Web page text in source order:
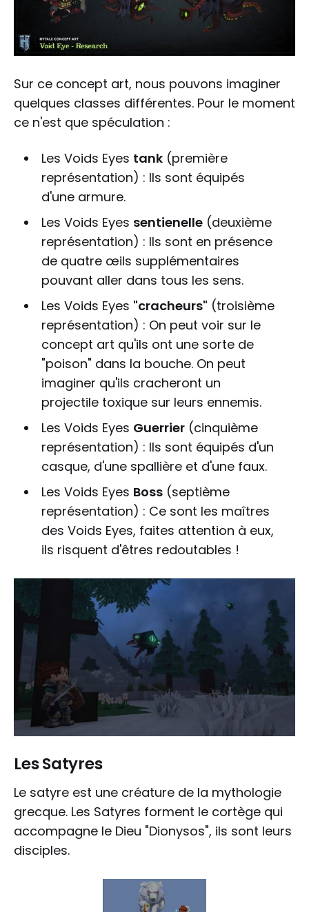
Sur ce concept art, nous pouvons imaginer
quelques classes différentes. Pour le moment
ce n'est que spéculation :
Les Voids Eyes tank(première
représentation) : Ils sont équipés
d'une armure.
Les Voids Eyes sentienelle(deuxième
représentation) : Ils sont en présence
de quatre œils supplémentaires
pouvant aller dans tous les sens.
Les Voids Eyes "cracheurs" (troisième
représentation) : On peut voir sur le
concept art qu'ils ont une sorte de
"poison" dans la bouche. On peut
imaginer qu'ils cracheront un
projectile toxique sur leurs ennemis.
Les Voids Eyes Guerrier(cinquième
représentation) : Ils sont équipés d'un
casque, d'une spallière et d'une faux.
Les Voids Eyes Boss(septième
représentation) : Ce sont les maîtres
des Voids Eyes, faites attention à eux,
ils risquent d'êtres redoutables !
Les Satyres
Le satyre est une créature de la mythologie
grecque. Les Satyres forment le cortège qui
accompagne le Dieu "Dionysos", ils sont leurs
disciples.